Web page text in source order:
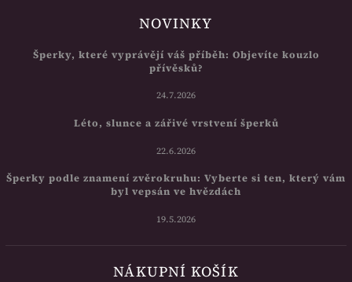
NOVINKY
Šperky, které vyprávějí váš příběh: Objevíte kouzlo
přívěsků?
24.7.2026
Léto, slunce a zářivé vrstvení šperků
22.6.2026
Šperky podle znamení zvěrokruhu: Vyberte si ten, který vám
byl vepsán ve hvězdách
19.5.2026
NÁKUPNÍ KOŠÍK